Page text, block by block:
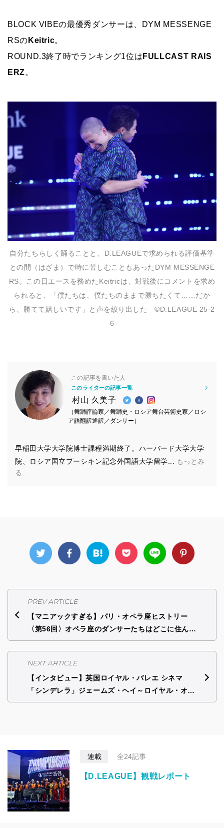
BLOCK VIBEの最優秀ダンサーは、DYM MESSENGE
RSの Keitric。
ROUND.3終了時でランキング1位は FULLCAST RAIS
ERZ。
自分たちらしく踊ることと、D.LEAGUEで求められる評価基準
との間（はざま）で時に苦しむこともあったDYM MESSENGE
RS。この日エースを務めたKeitricは、対戦後にコメントを求め
られると、「僕たちは、僕たちのままで勝ちたくて……だか
ら、勝てて嬉しいです」と声を絞り出した ©D.LEAGUE 25-2
6
この記事を書いた人
このライターの記事一覧
村山 久美子
（舞踊評論家／舞踊史・ロシア舞台芸術史家／ロシ
ア語翻訳通訳／ダンサー）
早稲田大学大学院博士課程満期終了。ハーバード大学大学
院、ロシア国立プーシキン記念外国語大学留学...
PREV ARTICLE
【マニアックすぎる】パリ・オペラ座ヒストリー
〈第56回〉オペラ座のダンサーたちはどこに住ん…
NEXT ARTICLE
【インタビュー】英国ロイヤル・バレエ シネマ
「シンデレラ」ジェームズ・ヘイ～ロイヤル・オ…
連載 全24記事
【D.LEAGUE】観戦レポート